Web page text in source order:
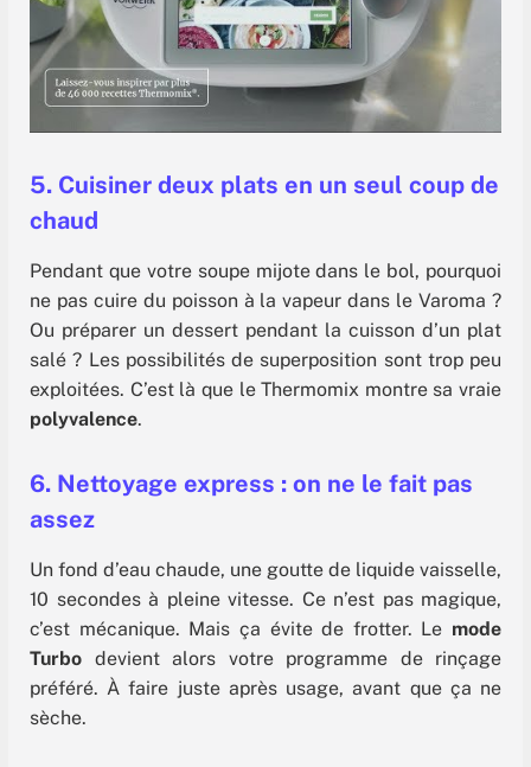
5. Cuisiner deux plats en un seul coup de
chaud
Pendant que votre soupe mijote dans le bol, pourquoi
ne pas cuire du poisson à la vapeur dans le Varoma ?
Ou préparer un dessert pendant la cuisson d’un plat
salé ? Les possibilités de superposition sont trop peu
exploitées. C’est là que le Thermomix montre sa vraie
polyvalence.
6. Nettoyage express : on ne le fait pas
assez
Un fond d’eau chaude, une goutte de liquide vaisselle,
10 secondes à pleine vitesse. Ce n’est pas magique,
c’est mécanique. Mais ça évite de frotter. Le mode
Turbo devient alors votre programme de rinçage
préféré. À faire juste après usage, avant que ça ne
sèche.